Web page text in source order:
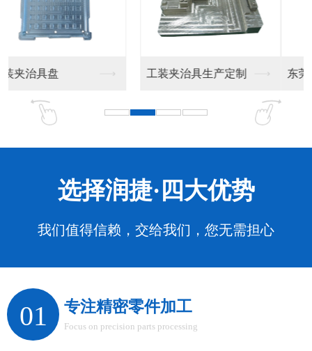
东莞精密零件加工 东莞精密零件厂家生产
选择润捷·四大优势
我们值得信赖，交给我们，您无需担心
01 专注精密零件加工
Focus on precision parts processing